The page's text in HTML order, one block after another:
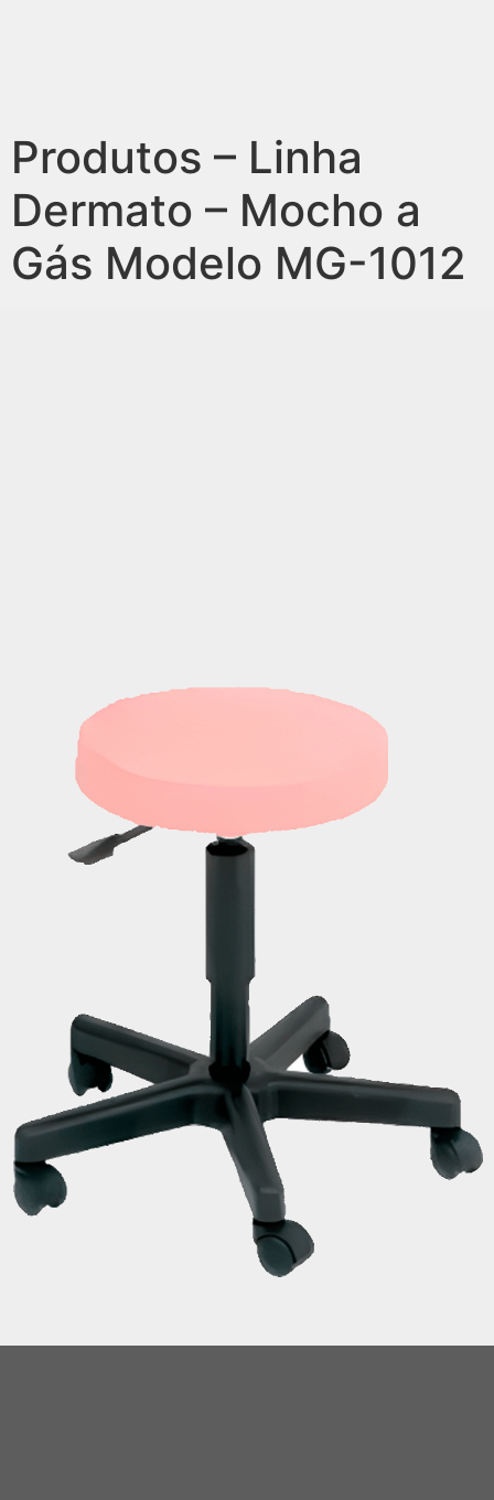
Produtos – Linha
Dermato – Mocho a
Gás Modelo MG-1012